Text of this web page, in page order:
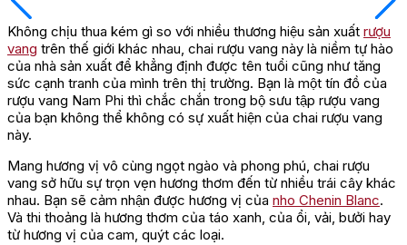
Không chịu thua kém gì so với nhiều thương hiệu sản xuất rượu
vang trên thế giới khác nhau, chai rượu vang này là niềm tự hào
của nhà sản xuất để khẳng định được tên tuổi cũng như tăng
sức cạnh tranh của mình trên thị trường. Bạn là một tín đồ của
rượu vang Nam Phi thì chắc chắn trong bộ sưu tập rượu vang
của bạn không thể không có sự xuất hiện của chai rượu vang
này.
Mang hương vị vô cùng ngọt ngào và phong phú, chai rượu
vang sở hữu sự trọn vẹn hương thơm đến từ nhiều trái cây khác
nhau. Bạn sẽ cảm nhận được hương vị của nho Chenin Blanc.
Và thi thoảng là hương thơm của táo xanh, của ổi, vải, bưởi hay
từ hương vị của cam, quýt các loại.